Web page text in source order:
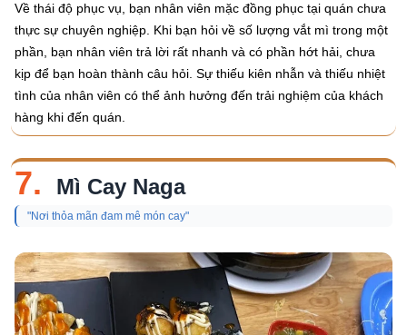
Về thái độ phục vụ, bạn nhân viên mặc đồng phục tại quán chưa
thực sự chuyên nghiệp. Khi bạn hỏi về số lượng vắt mì trong một
phần, bạn nhân viên trả lời rất nhanh và có phần hớt hải, chưa
kịp để bạn hoàn thành câu hỏi. Sự thiếu kiên nhẫn và thiếu nhiệt
tình của nhân viên có thể ảnh hưởng đến trải nghiệm của khách
hàng khi đến quán.
7. Mì Cay Naga
"Nơi thỏa mãn đam mê món cay"